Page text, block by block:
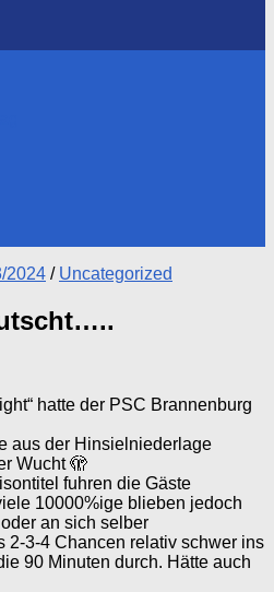
2024 / Uncategorized
hatte der PSC Brannenburg
aus der Hinsielniederlage
Wucht 🫣
fuhren die Gäste
10000%ige blieben jedoch
an sich selber
3-4 Chancen relativ schwer ins
90 Minuten durch. Hätte auch